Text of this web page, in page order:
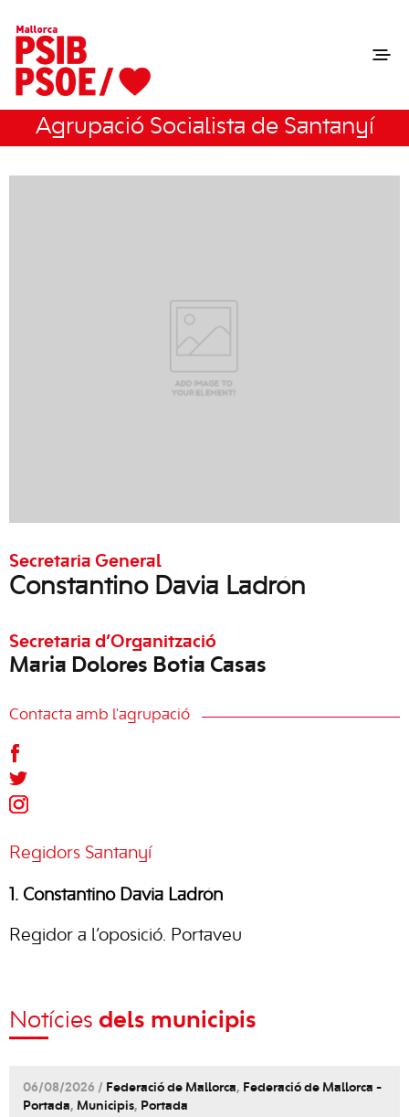
Agrupació Socialista de Santanyí
Secretaria General
Constantino Davia Ladrón
Secretaria d’Organització
Maria Dolores Botia Casas
Contacta amb l'agrupació
Regidors Santanyí
1. Constantino Davia Ladrón
Regidor a l’oposició. Portaveu
Notícies dels municipis
06/08/2026 / Federació de Mallorca, Federació de Mallorca -
Portada, Municipis, Portada